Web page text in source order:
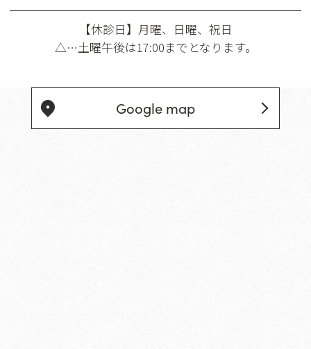
【休診日】 月曜、日曜、祝日
△…土曜午後は17:00までとなります。
Google map